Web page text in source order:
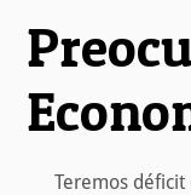
Teremos